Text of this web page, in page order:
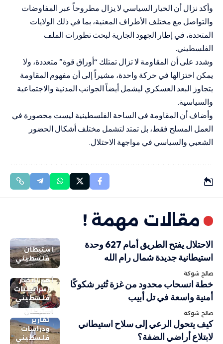
وأكد نزال أن الخيار السياسي لا يزال مطروحاً عبر المفاوضات
والتواصل مع مختلف الأطراف المعنية، بما في ذلك الولايات
المتحدة، في إطار الجهود الجارية لبحث تطورات الملف
الفلسطيني.
وشدد على أن المقاومة لا تزال تمتلك “أوراق قوة” متعددة، ولا
يمكن اختزالها في حركة واحدة، مشيراً إلى أن مفهوم المقاومة
يتجاوز البعد العسكري ليشمل أيضاً الجوانب المدنية والاجتماعية
والسياسية.
وأضاف أن المقاومة في الساحة الفلسطينية ليست محصورة في
العمل المسلح فقط، بل تمتد لتشمل مختلف أشكال الحضور
الشعبي والسياسي في مواجهة الاحتلال.
مقالات مهمة !
استيطان
فلسطيني
الاحتلال يفتح الطريق أمام 627 وحدة
استيطانية جديدة شمال رام الله
صالح شوكة
أهم الاخبار
إسرائيليات
فلسطيني
خطة انسحاب محدود من غزة تُثير شكوكًا
أمنية واسعة في تل أبيب
صالح شوكة
استيطان
تقارير
ودراسات
فلسطيني
كيف يتحول الرعي إلى سلاح استيطاني
لابتلاع أراضي الضفة؟